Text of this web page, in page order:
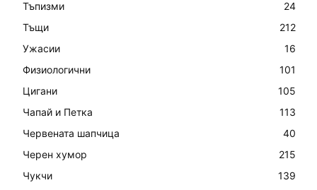
Тъпизми
24
Тъщи
212
Ужасии
16
Физиологични
101
Цигани
105
Чапай и Петка
113
Червената шапчица
40
Черен хумор
215
Чукчи
139